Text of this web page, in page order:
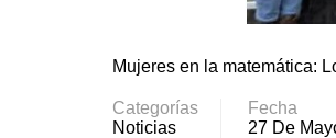
Mujeres en la matemática:
Categorías
Noticias
Fecha
27 De